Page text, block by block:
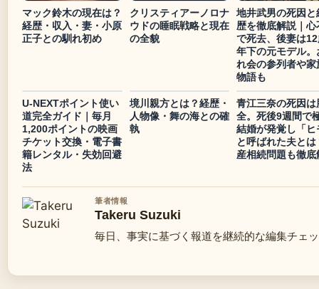
マック鈴木の現在は？
経歴・収入・妻・小原
正子との馴れ初め
クリスティアーノロナ
ウドの睡眠戦略と現在
の全貌
地井武男の死因と
歴を徹底解説｜心
で死去、後妻は
年下の元モデル。
れ会の参列者や家
物語も
U-NEXTポイント使い
道完全ガイド｜毎月
1,200ポイントの映画
チケット交換・電子書
籍レンタル・失効回避
法
境川親方とは？経歴・
人物像・舞の海との確
執
青江三奈の死因は
全。死後9週間で
結婚が発覚し「ヒ
と呼ばれた夫とは
産相続問題も徹底
筆者情報
Takeru Suzuki
毎日、事実に基づく報道を継続的な編集チェ